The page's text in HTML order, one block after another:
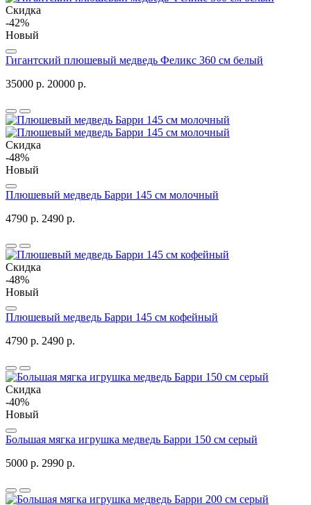
Скидка
-42%
Новый
Гигантский плюшевый медведь Феликс 360 см белый
35000 р. 20000 р.
Скидка
-48%
Новый
Плюшевый медведь Барри 145 см молочный
4790 р. 2490 р.
Скидка
-48%
Новый
Плюшевый медведь Барри 145 см кофейный
4790 р. 2490 р.
Скидка
-40%
Новый
Большая мягка игрушка медведь Барри 150 см серый
5000 р. 2990 р.